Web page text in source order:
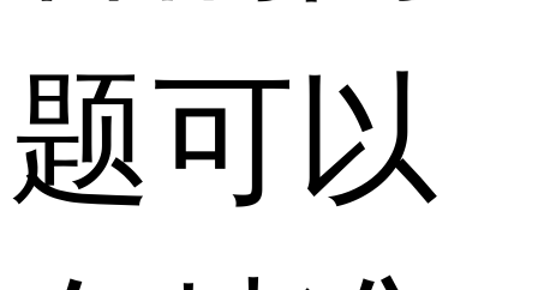
题可以